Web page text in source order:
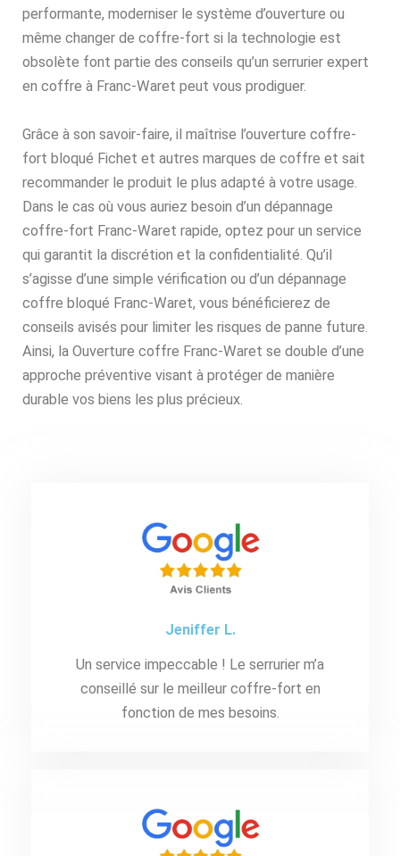
performante, moderniser le système d’ouverture ou
même changer de coffre-fort si la technologie est
obsolète font partie des conseils qu’un serrurier expert
en coffre à Franc-Waret peut vous prodiguer.
Grâce à son savoir-faire, il maîtrise l’ouverture coffre-
fort bloqué Fichet et autres marques de coffre et sait
recommander le produit le plus adapté à votre usage.
Dans le cas où vous auriez besoin d’un dépannage
coffre-fort Franc-Waret rapide, optez pour un service
qui garantit la discrétion et la confidentialité. Qu’il
s’agisse d’une simple vérification ou d’un dépannage
coffre bloqué Franc-Waret, vous bénéficierez de
conseils avisés pour limiter les risques de panne future.
Ainsi, la Ouverture coffre Franc-Waret se double d’une
approche préventive visant à protéger de manière
durable vos biens les plus précieux.
Jeniffer L.
Un service impeccable ! Le serrurier m’a
conseillé sur le meilleur coffre-fort en
fonction de mes besoins.